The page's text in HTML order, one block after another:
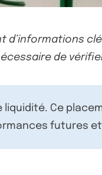
d’informations
de
Ce
futures